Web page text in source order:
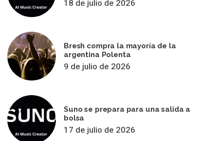
18 de julio de 2026
Bresh compra la mayoría de la
argentina Polenta
9 de julio de 2026
Suno se prepara para una salida a
bolsa
17 de julio de 2026